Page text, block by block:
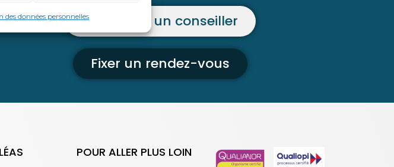
des données personnellesContacter un conseiller
Fixer un rendez-vous
POUR ALLER PLUS LOIN